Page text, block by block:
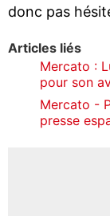
donc pas
Articles liés
Mercato :
pour son
Mercato -
presse